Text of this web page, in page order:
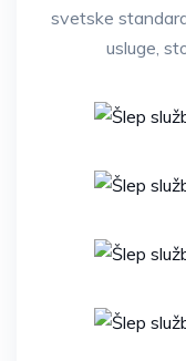
svetske
usluge,